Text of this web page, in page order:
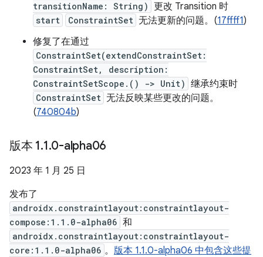
transitionName: String) 更改 Transition 时
start ConstraintSet 无法更新的问题。(17ffff1)
修复了在通过
ConstraintSet(extendConstraintSet:
ConstraintSet, description:
ConstraintSetScope.() -> Unit) 继承约束时
ConstraintSet 无法反映某些更改的问题。
(740804b)
版本 1.1.0-alpha06
2023 年 1 月 25 日
发布了
androidx.constraintlayout:constraintlayout-
compose:1.1.0-alpha06 和
androidx.constraintlayout:constraintlayout-
core:1.1.0-alpha06 。 版本 1.1.0-alpha06 中包含这些提